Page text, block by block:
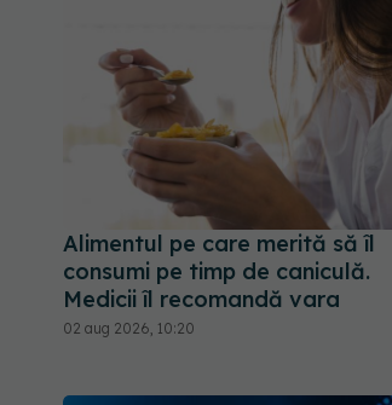
Alimentul pe care merită să îl
consumi pe timp de caniculă.
Medicii îl recomandă vara
02 aug 2026, 10:20